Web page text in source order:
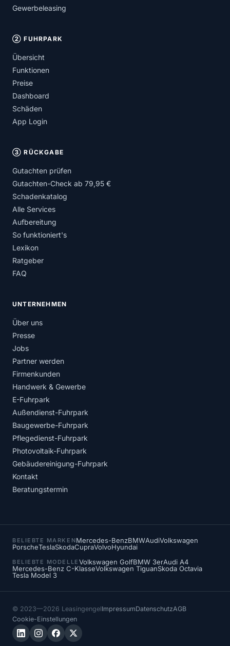
Gewerbeleasing
② FUHRPARK
Übersicht
Funktionen
Preise
Dashboard
Schäden
App Login
③ RÜCKGABE
Gutachten prüfen
Gutachten-Check ab 79,95 €
Schadenkatalog
Alle Services
Aufbereitung
So funktioniert's
Lexikon
Ratgeber
FAQ
UNTERNEHMEN
Über uns
Presse
Jobs
Partner werden
Firmenkunden
Handwerk & Gewerbe
E-Fuhrpark
Außendienst-Fuhrpark
Baugewerbe-Fuhrpark
Pflegedienst-Fuhrpark
Photovoltaik-Fuhrpark
Gebäudereinigung-Fuhrpark
Kontakt
Beratungstermin
BELIEBTE MARKENMercedes-BenzBMWAudiVolkswagen
PorscheTeslaSkodaCupraVolvoHyundai
BELIEBTE MODELLE Volkswagen GolfBMW 3erAudi A4
Mercedes-Benz C-KlasseVolkswagen TiguanSkoda Octavia
Tesla Model 3
© 2023—2026 LeasingengelImpressumDatenschutzAGB
Cookie-Einstellungen